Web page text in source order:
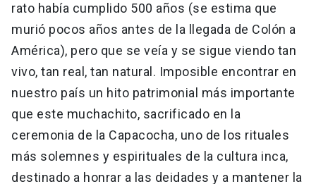
rato había cumplido 500 años (se estima que
murió pocos años antes de la llegada de Colón a
América), pero que se veía y se sigue viendo tan
vivo, tan real, tan natural. Imposible encontrar en
nuestro país un hito patrimonial más importante
que este muchachito, sacrificado en la
ceremonia de la Capacocha, uno de los rituales
más solemnes y espirituales de la cultura inca,
destinado a honrar a las deidades y a mantener la